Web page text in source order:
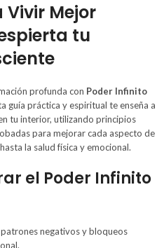
Mejor
tu
profunda con Poder Infinito
guía práctica y espiritual te enseña a
tu interior, utilizando principios
para mejorar cada aspecto de
la salud física y emocional.
el Poder Infinito
patrones negativos y bloqueos